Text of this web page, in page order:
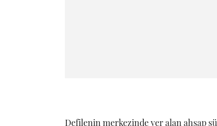
Defilenin merkezinde yer alan ahşap